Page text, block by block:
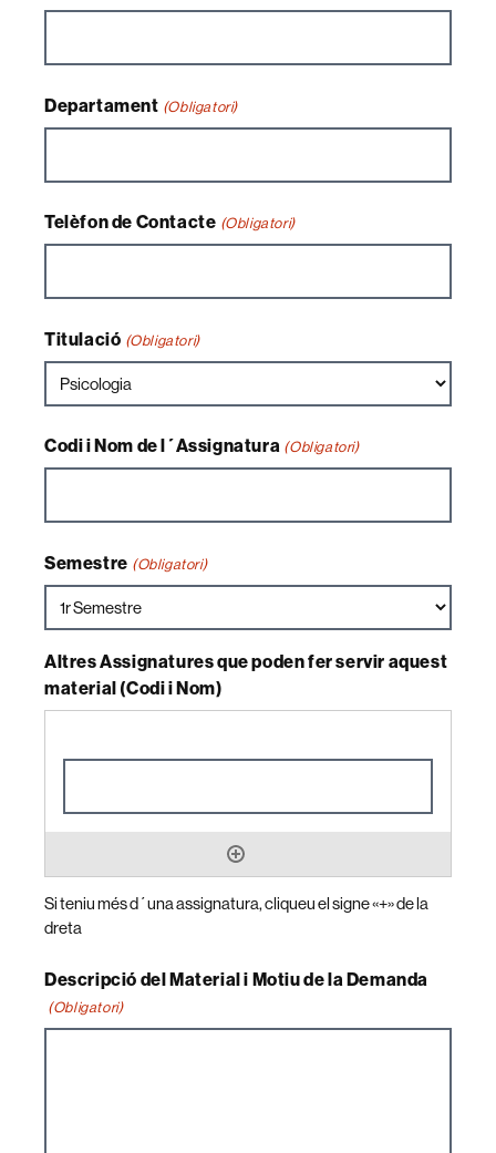
Departament (Obligatori)
Telèfon de Contacte (Obligatori)
Titulació (Obligatori)
Codi i Nom de l´Assignatura (Obligatori)
Semestre (Obligatori)
Altres Assignatures que poden fer servir aquest
material (Codi i Nom)
Si teniu més d´una assignatura, cliqueu el signe «+» de la
dreta
Descripció del Material i Motiu de la Demanda
(Obligatori)